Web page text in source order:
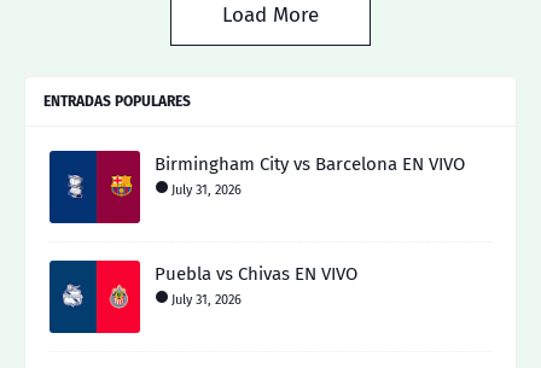
Load More
ENTRADAS POPULARES
Birmingham City vs Barcelona EN VIVO
July 31, 2026
Puebla vs Chivas EN VIVO
July 31, 2026